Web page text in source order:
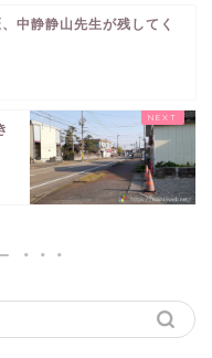
中静静山先生が残してく